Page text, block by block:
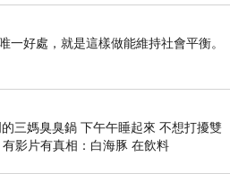
一好處，就是這樣做能維持社會平衡。
三媽臭臭鍋 下午午睡起來 不想打擾雙
影片有真相：白海豚 在飲料